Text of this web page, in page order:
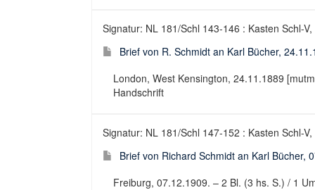
Signatur: NL 181/Schl 143-146 : Kasten Schl-
Brief von R. Schmidt an Karl Bücher,
London, West Kensington, 24.11.1889
Handschrift
Signatur: NL 181/Schl 147-152 : Kasten Schl-
Brief von Richard Schmidt an Karl Bücher,
Freiburg, 07.12.1909. – 2 Bl. (3 hs. S.) / 1